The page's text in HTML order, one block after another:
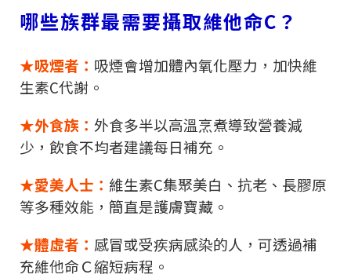
哪些族群最需要攝取維他命C ？
★吸煙者： 吸煙會增加體內氧化壓力，加快維
生素C代謝。
★外食族： 外食多半以高溫烹煮導致營養減
少，飲食不均者建議每日補充。
★愛美人士： 維生素C集聚美白、抗老、長膠原
等多種效能，簡直是護膚寶藏。
★體虛者： 感冒或受疾病感染的人，可透過補
充維他命Ｃ縮短病程。